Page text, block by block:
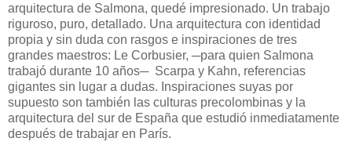
arquitectura de Salmona, quedé impresionado. Un trabajo
riguroso, puro, detallado. Una arquitectura con identidad
propia y sin duda con rasgos e inspiraciones de tres
grandes maestros: Le Corbusier, ─para quien Salmona
trabajó durante 10 años─ Scarpa y Kahn, referencias
gigantes sin lugar a dudas. Inspiraciones suyas por
supuesto son también las culturas precolombinas y la
arquitectura del sur de España que estudió inmediatamente
después de trabajar en París.